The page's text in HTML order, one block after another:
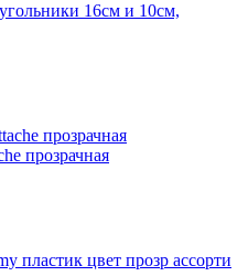
16см и 10см,
прозрачная